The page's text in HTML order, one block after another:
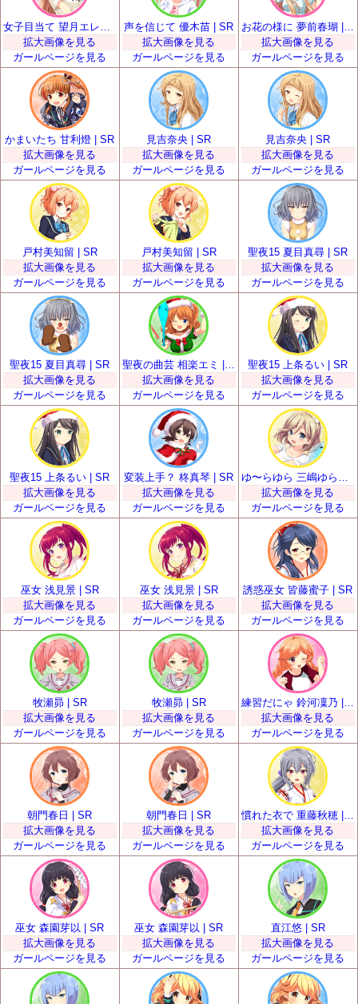
拡大画像を見る
ガールページを見る
声を信じて 優木苗 | SR
拡大画像を見る
ガールページを見る
お花の様に 夢前春瑚 | SR
拡大画像を見る
ガールページを見る
かまいたち 甘利燈 | SR
拡大画像を見る
ガールページを見る
見吉奈央 | SR
拡大画像を見る
ガールページを見る
見吉奈央 | SR
拡大画像を見る
ガールページを見る
戸村美知留 | SR
拡大画像を見る
ガールページを見る
戸村美知留 | SR
拡大画像を見る
ガールページを見る
聖夜15 夏目真尋 | SR
拡大画像を見る
ガールページを見る
聖夜15 夏目真尋 | SR
拡大画像を見る
ガールページを見る
聖夜の曲芸 相楽エミ | SR
拡大画像を見る
ガールページを見る
聖夜15 上条るい | SR
拡大画像を見る
ガールページを見る
聖夜15 上条るい | SR
拡大画像を見る
ガールページを見る
変装上手？ 柊真琴 | SR
拡大画像を見る
ガールページを見る
拡大画像を見る
ガールページを見る
巫女 浅見景 | SR
拡大画像を見る
ガールページを見る
巫女 浅見景 | SR
拡大画像を見る
ガールページを見る
誘惑巫女 皆藤蜜子 | SR
拡大画像を見る
ガールページを見る
牧瀬昴 | SR
拡大画像を見る
ガールページを見る
牧瀬昴 | SR
拡大画像を見る
ガールページを見る
練習だにゃ 鈴河凜乃 | SR
拡大画像を見る
ガールページを見る
朝門春日 | SR
拡大画像を見る
ガールページを見る
朝門春日 | SR
拡大画像を見る
ガールページを見る
慣れた衣で 重藤秋穂 | SR
拡大画像を見る
ガールページを見る
巫女 森園芽以 | SR
拡大画像を見る
ガールページを見る
巫女 森園芽以 | SR
拡大画像を見る
ガールページを見る
直江悠 | SR
拡大画像を見る
ガールページを見る